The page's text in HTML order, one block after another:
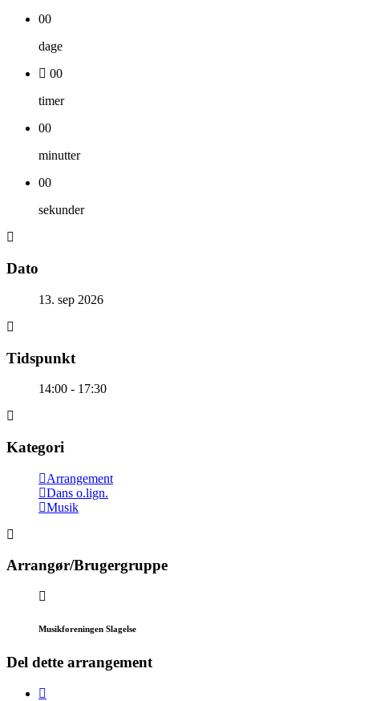
00
dage
00
timer
00
minutter
00
sekunder
Dato
13. sep 2026
Tidspunkt
14:00 - 17:30
Kategori
Arrangement
Dans o.lign.
Musik
Arrangør/Brugergruppe
Musikforeningen Slagelse
Del dette arrangement